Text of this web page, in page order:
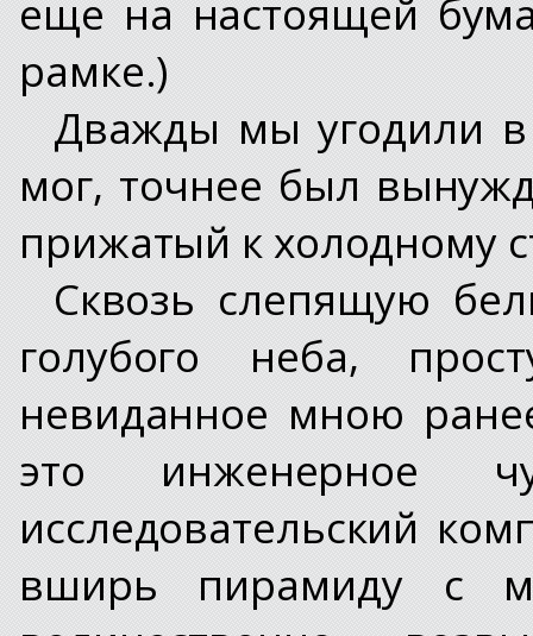
еще на настоящей
рамке.)
Дважды мы угодили
мог, точнее был
прижатый к холодному
Сквозь слепящую
голубого неба,
невиданное мною
это инженерное
исследовательский
вширь пирамиду с